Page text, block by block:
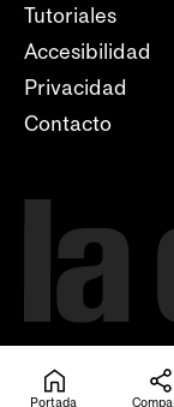
Tutoriales
Accesibilidad
Privacidad
Contacto
Portada